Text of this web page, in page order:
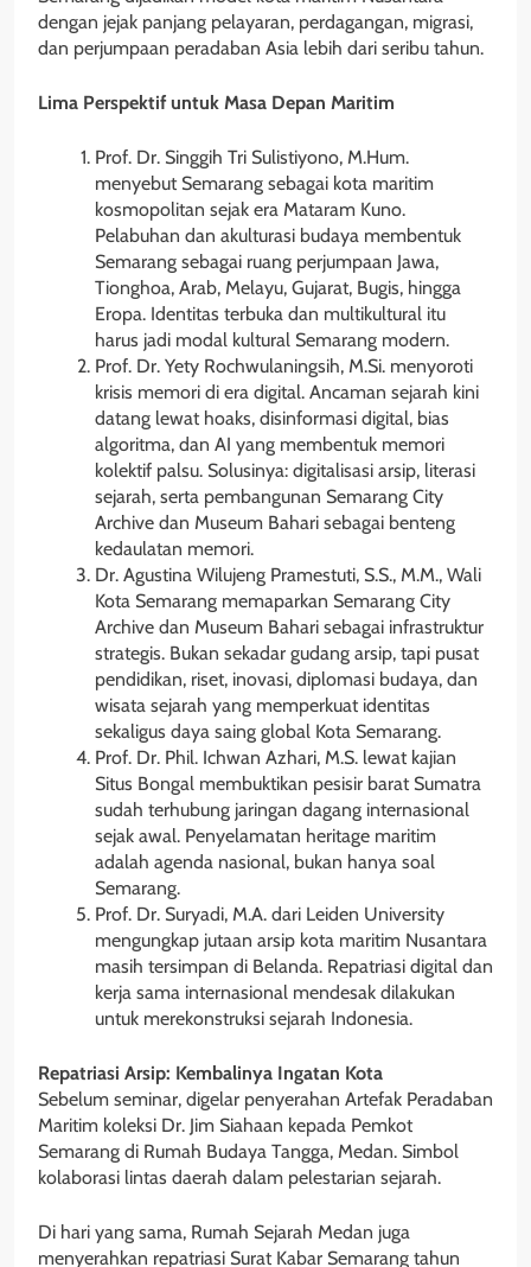
dengan jejak panjang pelayaran, perdagangan, migrasi,
dan perjumpaan peradaban Asia lebih dari seribu tahun.
Lima Perspektif untuk Masa Depan Maritim
Prof. Dr. Singgih Tri Sulistiyono, M.Hum.
menyebut Semarang sebagai kota maritim
kosmopolitan sejak era Mataram Kuno.
Pelabuhan dan akulturasi budaya membentuk
Semarang sebagai ruang perjumpaan Jawa,
Tionghoa, Arab, Melayu, Gujarat, Bugis, hingga
Eropa. Identitas terbuka dan multikultural itu
harus jadi modal kultural Semarang modern.
Prof. Dr. Yety Rochwulaningsih, M.Si. menyoroti
krisis memori di era digital. Ancaman sejarah kini
datang lewat hoaks, disinformasi digital, bias
algoritma, dan AI yang membentuk memori
kolektif palsu. Solusinya: digitalisasi arsip, literasi
sejarah, serta pembangunan Semarang City
Archive dan Museum Bahari sebagai benteng
kedaulatan memori.
Dr. Agustina Wilujeng Pramestuti, S.S., M.M., Wali
Kota Semarang memaparkan Semarang City
Archive dan Museum Bahari sebagai infrastruktur
strategis. Bukan sekadar gudang arsip, tapi pusat
pendidikan, riset, inovasi, diplomasi budaya, dan
wisata sejarah yang memperkuat identitas
sekaligus daya saing global Kota Semarang.
Prof. Dr. Phil. Ichwan Azhari, M.S. lewat kajian
Situs Bongal membuktikan pesisir barat Sumatra
sudah terhubung jaringan dagang internasional
sejak awal. Penyelamatan heritage maritim
adalah agenda nasional, bukan hanya soal
Semarang.
Prof. Dr. Suryadi, M.A. dari Leiden University
mengungkap jutaan arsip kota maritim Nusantara
masih tersimpan di Belanda. Repatriasi digital dan
kerja sama internasional mendesak dilakukan
untuk merekonstruksi sejarah Indonesia.
Repatriasi Arsip: Kembalinya Ingatan Kota
Sebelum seminar, digelar penyerahan Artefak Peradaban
Maritim koleksi Dr. Jim Siahaan kepada Pemkot
Semarang di Rumah Budaya Tangga, Medan. Simbol
kolaborasi lintas daerah dalam pelestarian sejarah.
Di hari yang sama, Rumah Sejarah Medan juga
menyerahkan repatriasi Surat Kabar Semarang tahun